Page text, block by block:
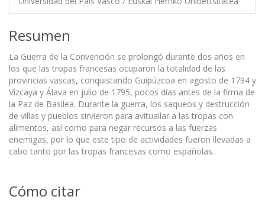
Resumen
La Guerra de la Convención se prolongó durante dos años en
los que las tropas francesas ocuparon la totalidad de las
provincias vascas, conquistando Guipúzcoa en agosto de 1794 y
Vizcaya y Álava en julio de 1795, pocos días antes de la firma de
la Paz de Basilea. Durante la guerra, los saqueos y destrucción
de villas y pueblos sirvieron para avituallar a las tropas con
alimentos, así como para negar recursos a las fuerzas
enemigas, por lo que este tipo de actividades fueron llevadas a
cabo tanto por las tropas francesas como españolas.
Cómo citar